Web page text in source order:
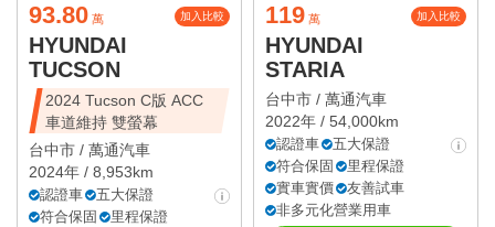
93.80 萬 加入比較
HYUNDAI
TUCSON
2024 Tucson C版 ACC
車道維持 雙螢幕
台中市 / 萬通汽車
2024年 / 8,953km
認證車
五大保證
符合保固
里程保證
119 萬 加入比較
HYUNDAI
STARIA
台中市 / 萬通汽車
2022年 / 54,000km
認證車
五大保證
符合保固
里程保證
實車實價
友善試車
非多元化營業用車